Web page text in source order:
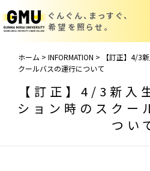
ぐんぐん、まっすぐ、
希望を照らせ。
ホーム > INFORMATION >
【訂正】4/3
クールバスの運行について
【訂正】4/3新入
ション時のスクー
つい